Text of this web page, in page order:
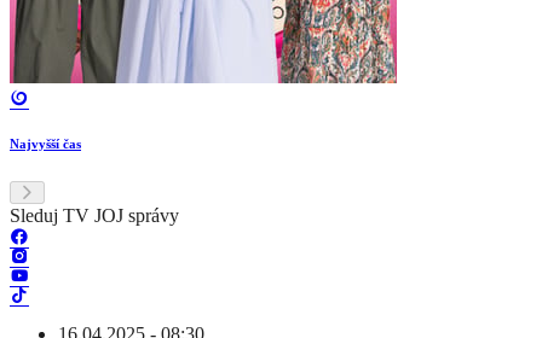
Najvyšší čas
Sleduj TV JOJ správy